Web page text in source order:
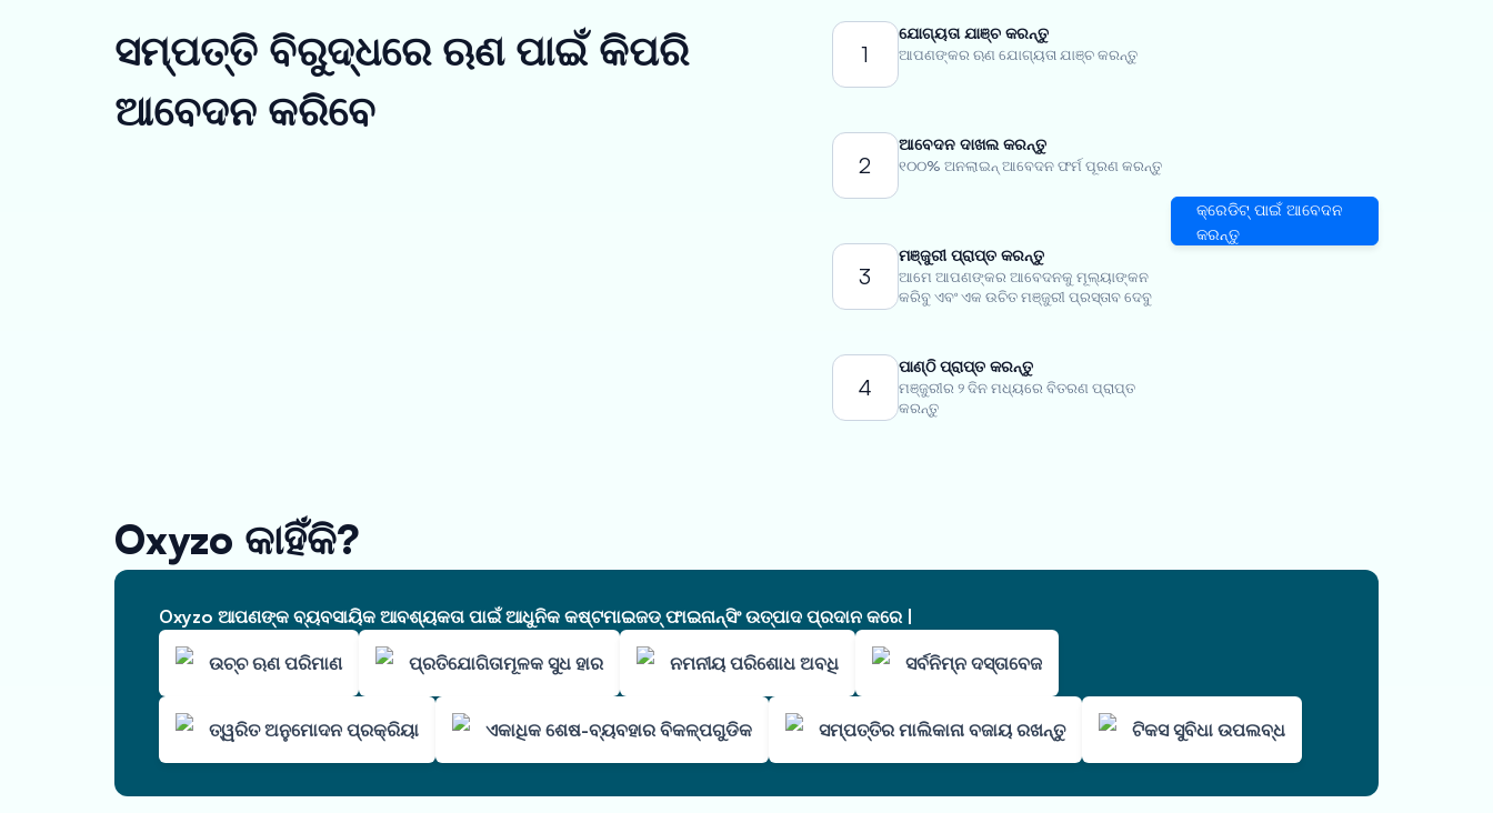
ସମ୍ପତ୍ତି ବିରୁଦ୍ଧରେ ଋଣ ପାଇଁ କିପରି
ଆବେଦନ କରିବେ
1
ଯୋଗ୍ୟତା ଯାଞ୍ଚ କରନ୍ତୁ
ଆପଣଙ୍କର ଋଣ ଯୋଗ୍ୟତା ଯାଞ୍ଚ କରନ୍ତୁ
2
ଆବେଦନ ଦାଖଲ କରନ୍ତୁ
୧୦୦% ଅନଲାଇନ୍ ଆବେଦନ ଫର୍ମ ପୂରଣ କରନ୍ତୁ
3
ମଞ୍ଜୁରୀ ପ୍ରାପ୍ତ କରନ୍ତୁ
ଆମେ ଆପଣଙ୍କର ଆବେଦନକୁ ମୂଲ୍ୟାଙ୍କନ
କରିବୁ ଏବଂ ଏକ ଉଚିତ ମଞ୍ଜୁରୀ ପ୍ରସ୍ତାବ ଦେବୁ
4
ପାଣ୍ଠି ପ୍ରାପ୍ତ କରନ୍ତୁ
ମଞ୍ଜୁରୀର ୨ ଦିନ ମଧ୍ୟରେ ବିତରଣ ପ୍ରାପ୍ତ
କରନ୍ତୁ
କ୍ରେଡିଟ୍ ପାଇଁ ଆବେଦନ
କରନ୍ତୁ
Oxyzo କାହିଁକି?
Oxyzo ଆପଣଙ୍କ ବ୍ୟବସାୟିକ ଆବଶ୍ୟକତା ପାଇଁ ଆଧୁନିକ କଷ୍ଟମାଇଜଡ୍ ଫାଇନାନ୍ସିଂ ଉତ୍ପାଦ ପ୍ରଦାନ କରେ |
ଉଚ୍ଚ ଋଣ ପରିମାଣ ପ୍ରତିଯୋଗିତାମୂଳକ ସୁଧ ହାର ନମନୀୟ ପରିଶୋଧ ଅବଧି ସର୍ବନିମ୍ନ ଦସ୍ତାବେଜ
ତ୍ୱରିତ ଅନୁମୋଦନ ପ୍ରକ୍ରିୟା ଏକାଧିକ ଶେଷ-ବ୍ୟବହାର ବିକଳ୍ପଗୁଡିକ ସମ୍ପତ୍ତିର ମାଲିକାନା ବଜାୟ ରଖନ୍ତୁ ଟିକସ ସୁବିଧା ଉପଲବ୍ଧ